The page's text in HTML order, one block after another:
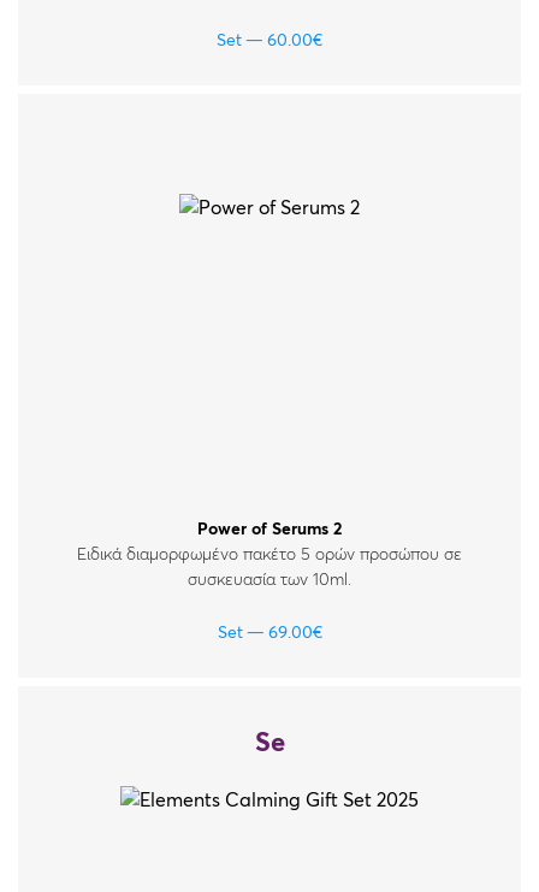
Set 60.00€
Power of Serums 2
Ειδικά διαμορφωμένο πακέτο 5 ορών προσώπου σε
συσκευασία των 10ml.
Set 69.00€
Se